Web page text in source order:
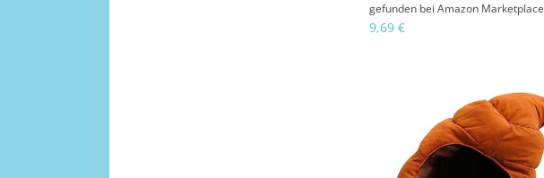
gefunden bei Amazon Marketplace
9,69 €